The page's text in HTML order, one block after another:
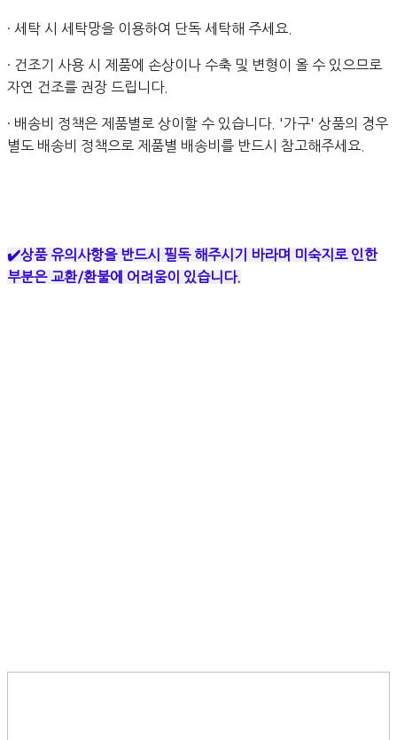
· 세탁 시 세탁망을 이용하여 단독 세탁해 주세요.
· 건조기 사용 시 제품에 손상이나 수축 및 변형이 올 수 있으므로
자연 건조를 권장 드립니다.
· 배송비 정책은 제품별로 상이할 수 있습니다. '가구' 상품의 경우
별도 배송비 정책으로 제품별 배송비를 반드시 참고해주세요.
✔️상품 유의사항을 반드시 필독 해주시기 바라며 미숙지로 인한
부분은 교환/환불에 어려움이 있습니다.